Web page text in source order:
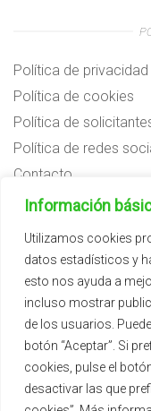
Información
Utilizamos cookies
datos estadísticos y
esto nos ayuda a
incluso mostrar
de los usuarios.
botón “Aceptar”. Si
cookies, pulse el
desactivar las que
Política de privacidad
Política de cookies
Política de
Política de redes
Contacto
Preguntas frecuentes
Subvenciones